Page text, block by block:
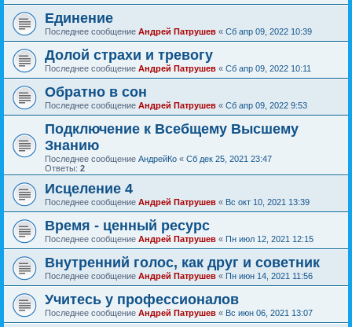
Единение
Последнее сообщение Андрей Патрушев « Сб апр 09, 2022 10:39
Долой страхи и тревогу
Последнее сообщение Андрей Патрушев « Сб апр 09, 2022 10:11
Обратно в сон
Последнее сообщение Андрей Патрушев « Сб апр 09, 2022 9:53
Подключение к Всебщему Высшему
Знанию
Последнее сообщение АндрейКо « Сб дек 25, 2021 23:47
Ответы: 2
Исцеление 4
Последнее сообщение Андрей Патрушев « Вс окт 10, 2021 13:39
Время - ценный ресурс
Последнее сообщение Андрей Патрушев « Пн июл 12, 2021 12:15
Внутренний голос, как друг и советник
Последнее сообщение Андрей Патрушев « Пн июн 14, 2021 11:56
Учитесь у профессионалов
Последнее сообщение Андрей Патрушев « Вс июн 06, 2021 13:07